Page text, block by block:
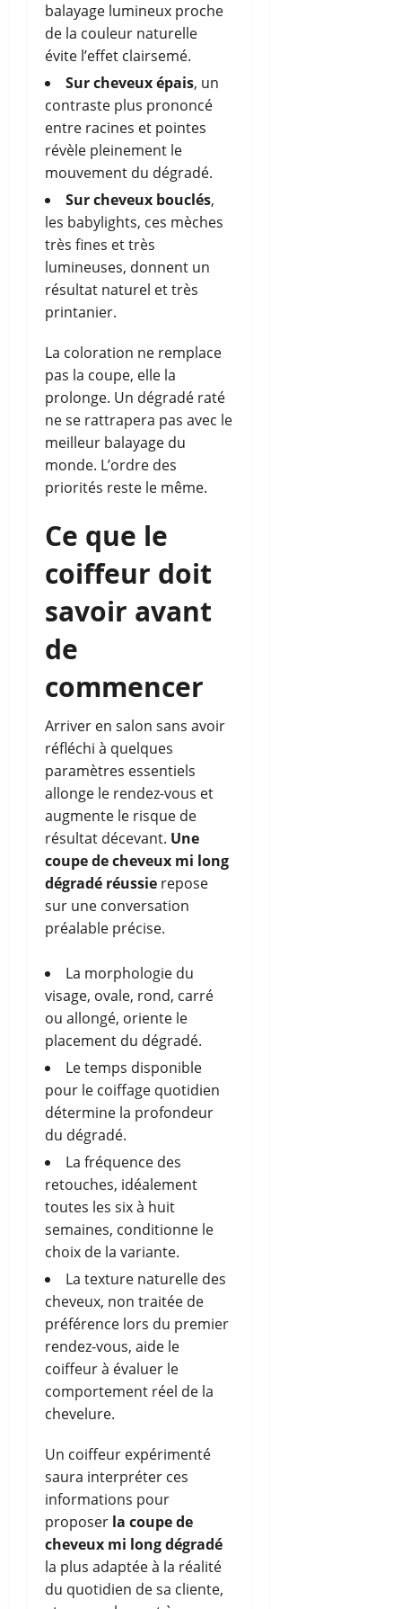
balayage lumineux proche
de la couleur naturelle
évite l’effet clairsemé.
Sur cheveux épais, un
contraste plus prononcé
entre racines et pointes
révèle pleinement le
mouvement du dégradé.
Sur cheveux bouclés,
les babylights, ces mèches
très fines et très
lumineuses, donnent un
résultat naturel et très
printanier.
La coloration ne remplace
pas la coupe, elle la
prolonge. Un dégradé raté
ne se rattrapera pas avec le
meilleur balayage du
monde. L’ordre des
priorités reste le même.
Ce que le
coiffeur doit
savoir avant
de
commencer
Arriver en salon sans avoir
réfléchi à quelques
paramètres essentiels
allonge le rendez-vous et
augmente le risque de
résultat décevant. Une
coupe de cheveux mi long
dégradé réussie repose
sur une conversation
préalable précise.
La morphologie du
visage, ovale, rond, carré
ou allongé, oriente le
placement du dégradé.
Le temps disponible
pour le coiffage quotidien
détermine la profondeur
du dégradé.
La fréquence des
retouches, idéalement
toutes les six à huit
semaines, conditionne le
choix de la variante.
La texture naturelle des
cheveux, non traitée de
préférence lors du premier
rendez-vous, aide le
coiffeur à évaluer le
comportement réel de la
chevelure.
Un coiffeur expérimenté
saura interpréter ces
informations pour
proposer la coupe de
cheveux mi long dégradé
la plus adaptée à la réalité
du quotidien de sa cliente,